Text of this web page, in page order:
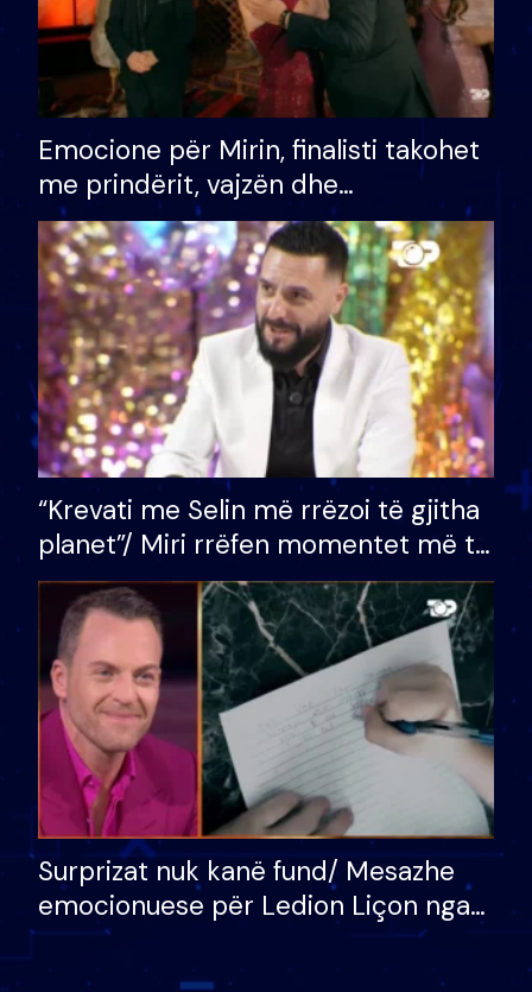
Emocione për Mirin, finalisti takohet
me prindërit, vajzën dhe
bashkëshorten: S’kemi ndonjë letër
divorci apo jo?
“Krevati me Selin më rrëzoi të gjitha
planet”/ Miri rrëfen momentet më të
bukura në shtëpinë e BB VIP: Do më
mungojë zilja e mëngjesit kur…
Surprizat nuk kanë fund/ Mesazhe
emocionuese për Ledion Liçon nga
nëna dhe fëmijët e tij, moderatori
nuk i mban dot lotët: Nuk meritoj…